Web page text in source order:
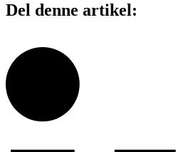
Del denne artikel: